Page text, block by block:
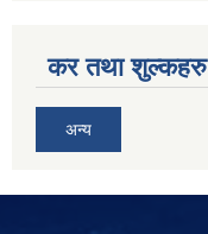
कर तथा शुल्कहरु
अन्य